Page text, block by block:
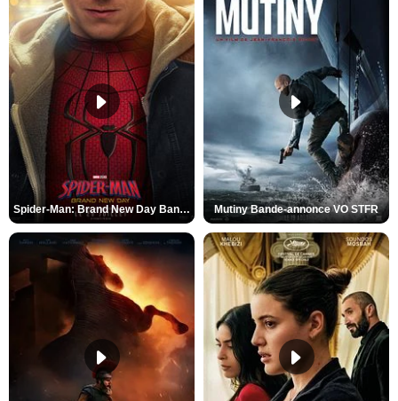
Spider-Man: Brand New Day Bande-annonce VO STFR Mutiny Bande-annonce VO STFR